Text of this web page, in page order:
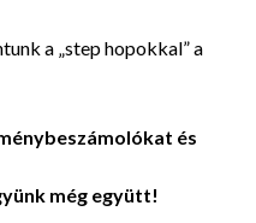
a „step hopokkal” a
és
még együtt!